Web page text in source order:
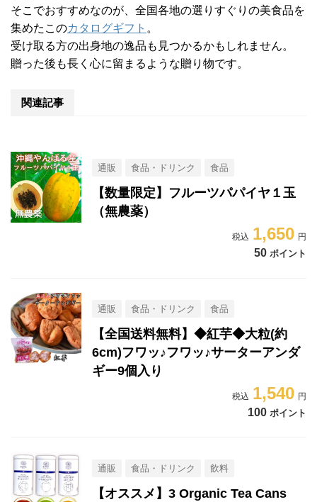
そこでおすすめなのが、全国各地の選りすぐりの美食品を
集めたこのカタログギフト 。
受け取る方の出身地の逸品も見つかるかもしれません。
贈った後も長く心に留まるような贈り物です。
関連記事
通販 食品・ドリンク 食品
【数量限定】フルーツパパイヤ１玉
（無農薬）
1,650
50 ポイント
通販 食品・ドリンク 食品
【全国送料無料】◆紅芋◆大粒(約
6cm)フワッ♪フワッ♪サーターアンダ
ギー9個入り
1,540
100 ポイント
通販 食品・ドリンク 飲料
【オススメ】3 Organic Tea Cans